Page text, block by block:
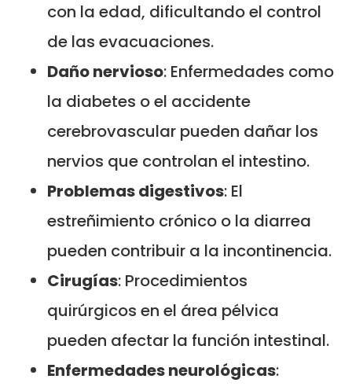
con la edad, dificultando el control
de las evacuaciones.
Daño nervioso: Enfermedades como
la diabetes o el accidente
cerebrovascular pueden dañar los
nervios que controlan el intestino.
Problemas digestivos: El
estreñimiento crónico o la diarrea
pueden contribuir a la incontinencia.
Cirugías: Procedimientos
quirúrgicos en el área pélvica
pueden afectar la función intestinal.
Enfermedades neurológicas: